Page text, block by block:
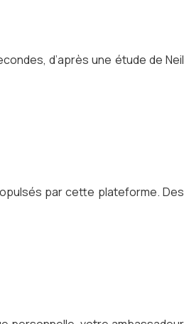
d’après une étude de Neil
par cette plateforme. Des